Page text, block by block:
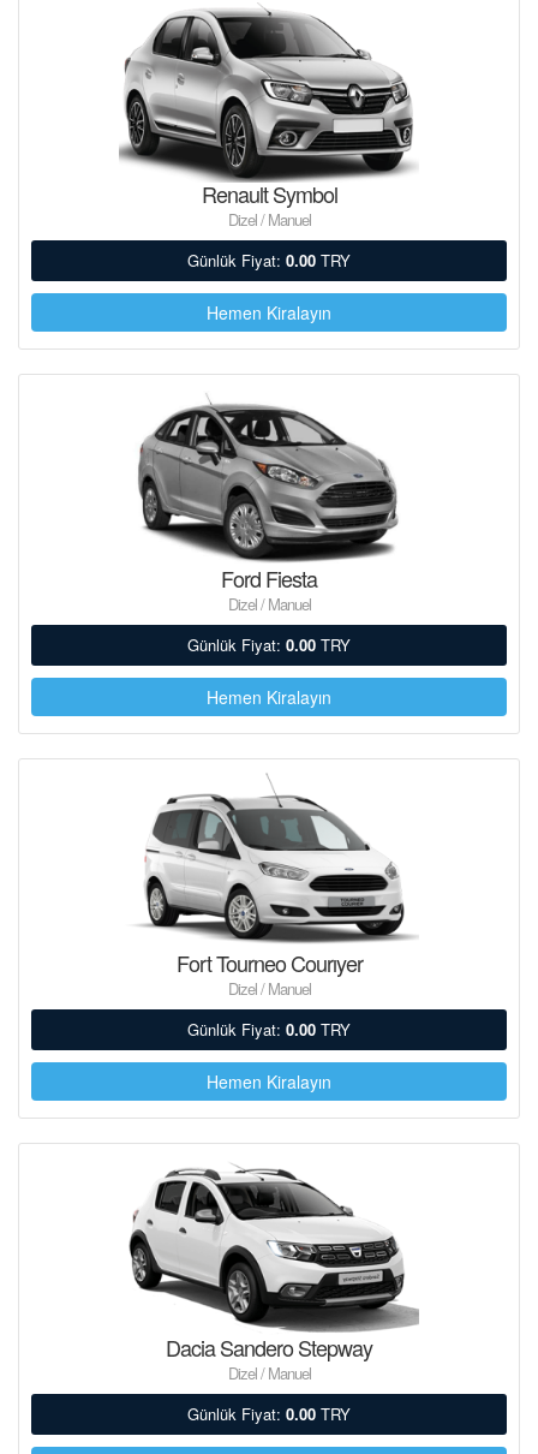
Renault Symbol
Dizel / Manuel
Günlük Fiyat: 0.00 TRY
Hemen Kiralayın
Ford Fiesta
Dizel / Manuel
Günlük Fiyat: 0.00 TRY
Hemen Kiralayın
Fort Tourneo Courıyer
Dizel / Manuel
Günlük Fiyat: 0.00 TRY
Hemen Kiralayın
Dacia Sandero Stepway
Dizel / Manuel
Günlük Fiyat: 0.00 TRY